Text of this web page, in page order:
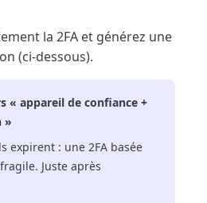
la 2FA et générez une
(ci-dessous).
« appareil de confiance +
»
expirent : une 2FA basée
Juste après